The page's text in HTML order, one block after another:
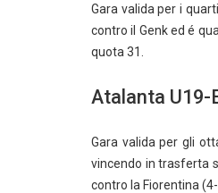
Gara valida per i
contro il Genk ed é
quota 31.
Atalanta U19-
Gara valida per gli
vincendo in trasferta
contro la Fiorentina (4-